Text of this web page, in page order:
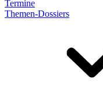
Termine
Themen-Dossiers